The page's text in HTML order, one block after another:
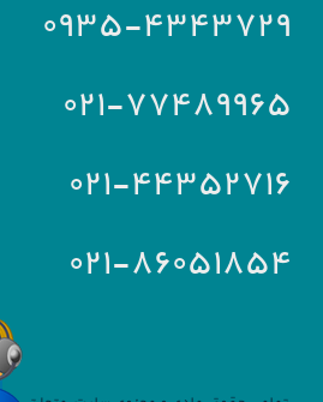
۰۹۳۵-۴۳۴۳۷۲۹
۰۲۱-۷۷۴۸۹۹۶۵
۰۲۱-۴۴۳۵۲۷۱۶
۰۲۱-۸۶۰۵۱۸۵۴